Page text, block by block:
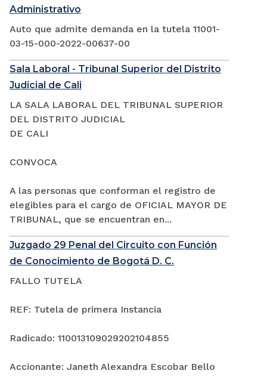
Administrativo
Auto que admite demanda en la tutela 11001-
03-15-000-2022-00637-00
Sala Laboral - Tribunal Superior del Distrito
Judicial de Cali
LA SALA LABORAL DEL TRIBUNAL SUPERIOR
DEL DISTRITO JUDICIAL
DE CALI
CONVOCA
A las personas que conforman el registro de
elegibles para el cargo de OFICIAL MAYOR DE
TRIBUNAL, que se encuentran en...
Juzgado 29 Penal del Circuito con Función
de Conocimiento de Bogotá D. C.
FALLO TUTELA
REF: Tutela de primera Instancia
Radicado: 110013109029202104855
Accionante: Janeth Alexandra Escobar Bello